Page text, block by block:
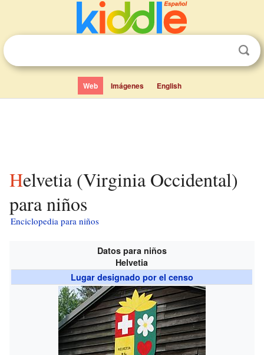
Web Imágenes English
Helvetia (Virginia Occidental)
para niños
Enciclopedia para niños
Datos para niños
Helvetia
Lugar designado por el censo